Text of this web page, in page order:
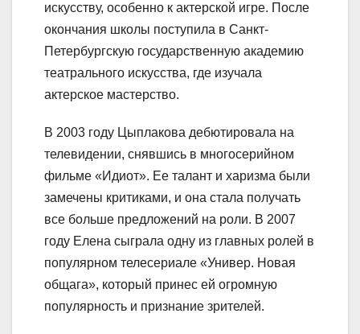
искусству, особенно к актерской игре. После
окончания школы поступила в Санкт-
Петербургскую государственную академию
театрального искусства, где изучала
актерское мастерство.
В 2003 году Цыплакова дебютировала на
телевидении, снявшись в многосерийном
фильме «Идиот». Ее талант и харизма были
замечены критиками, и она стала получать
все больше предложений на роли. В 2007
году Елена сыграла одну из главных ролей в
популярном телесериале «Универ. Новая
общага», который принес ей огромную
популярность и признание зрителей.